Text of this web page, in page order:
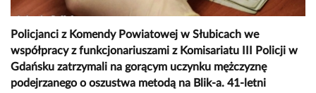
Policjanci z Komendy Powiatowej w Słubicach we
współpracy z funkcjonariuszami z Komisariatu III Policji w
Gdańsku zatrzymali na gorącym uczynku mężczyznę
podejrzanego o oszustwa metodą na Blik-a. 41-letni